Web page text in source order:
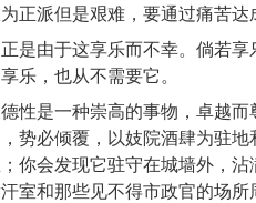
正派但是艰难，要通过痛苦达
是由于这享乐而不幸。倘若
乐，也从不需要它。
性是一种崇高的事物，卓越
势必倾覆，以妓院酒肆为驻
你会发现它驻守在城墙外，沾
室和那些见不得市政官的场所